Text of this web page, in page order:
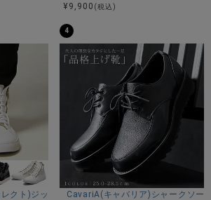
¥ 9,900 (税込)
クト)ジップデザインフェイクレザーハイカット
4
CavariA(キャバリア)シャークソー